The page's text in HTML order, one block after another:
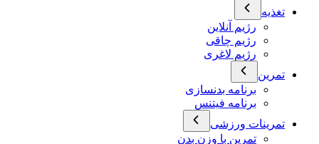
تغذیه
رژیم آنلاین
رژیم چاقی
رژیم لاغری
تمرین
برنامه بدنسازی
برنامه فیتنس
تمرینات ورزشی
تمرین با وزن بدن